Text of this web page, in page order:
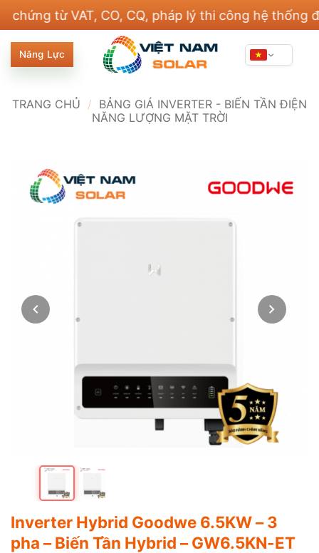
nội
dung
từ VAT, CO, CQ, pháp lý thi công hệ thống điện
Năng Lực
TRANG CHỦ / BẢNG GIÁ INVERTER - BIẾN TẦN ĐIỆN
NĂNG LƯỢNG MẶT TRỜI
Inverter Hybrid Goodwe 6.5KW – 3
pha – Biến Tần Hybrid – GW6.5KN-ET